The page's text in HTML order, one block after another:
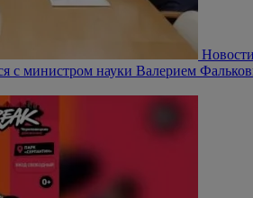
Новости
с министром науки Валерием